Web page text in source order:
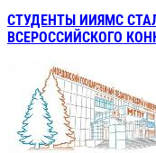
СТУДЕНТЫ ИИЯМС
ВСЕРОССИЙСКОГО